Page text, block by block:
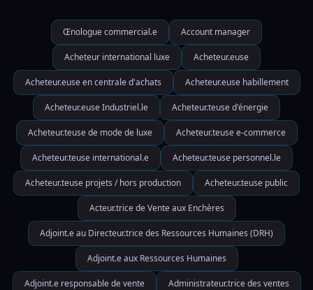
Œnologue commercial.e Account manager
Acheteur international luxe Acheteur.euse
Acheteur.euse en centrale d'achats Acheteur.euse habillement
Acheteur.euse Industriel.le Acheteur.teuse d'énergie
Acheteur.teuse de mode de luxe Acheteur.teuse e-commerce
Acheteur.teuse international.e Acheteur.teuse personnel.le
Acheteur.teuse projets / hors production Acheteur.teuse public
Acteur.trice de Vente aux Enchères
Adjoint.e au Directeur.trice des Ressources Humaines (DRH)
Adjoint.e aux Ressources Humaines
Adjoint.e responsable de vente Administrateur.trice des ventes